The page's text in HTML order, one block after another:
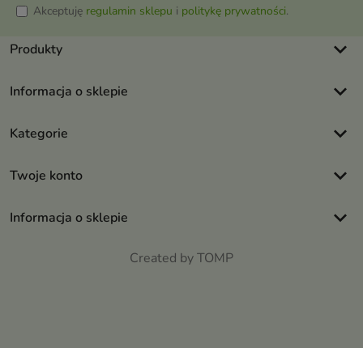
Akceptuję regulamin sklepu i politykę prywatności.
Produkty keyboard_arrow_down
Informacja o sklepie keyboard_arrow_down
Kategorie keyboard_arrow_down
Twoje konto keyboard_arrow_down
Informacja o sklepie keyboard_arrow_down
Created by TOMP